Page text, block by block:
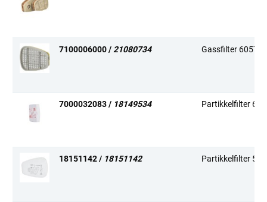
7100006000 / 21080734 Gassfilter 6057
7000032083 / 18149534 Partikkelfilter
18151142 / 18151142 Partikkelfilter